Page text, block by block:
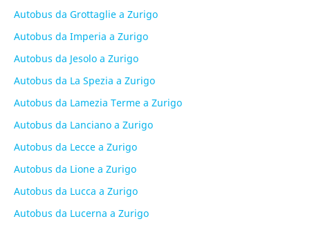
Autobus da Grottaglie a Zurigo
Autobus da Imperia a Zurigo
Autobus da Jesolo a Zurigo
Autobus da La Spezia a Zurigo
Autobus da Lamezia Terme a Zurigo
Autobus da Lanciano a Zurigo
Autobus da Lecce a Zurigo
Autobus da Lione a Zurigo
Autobus da Lucca a Zurigo
Autobus da Lucerna a Zurigo